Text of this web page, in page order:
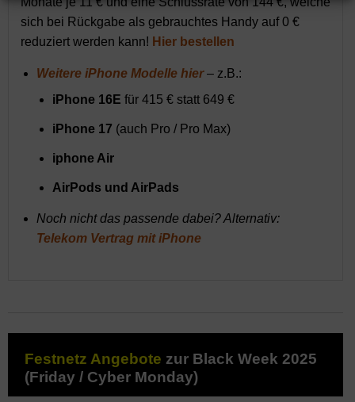
sich bei Rückgabe als gebrauchtes Handy auf 0 €
reduziert werden kann! Hier bestellen
Weitere iPhone Modelle hier– z.B.:
iPhone 16E für 415 € statt 649 €
iPhone 17 (auch Pro / Pro Max)
iphone Air
AirPods und AirPads
Noch nicht das passende dabei? Alternativ:
Telekom Vertrag mit iPhone
Festnetz Angebote zur Black Week 2025
(Friday / Cyber Monday)